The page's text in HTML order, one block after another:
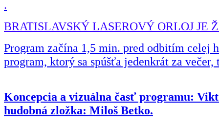
.
BRATISLAVSKÝ LASEROVÝ ORLOJ JE
Program začína 1,5 min. pred odbitím celej
program, ktorý sa spúšťa jedenkrát za večer,
Koncepcia a vizuálna časť programu:
hudobná zložka: Miloš Betko.